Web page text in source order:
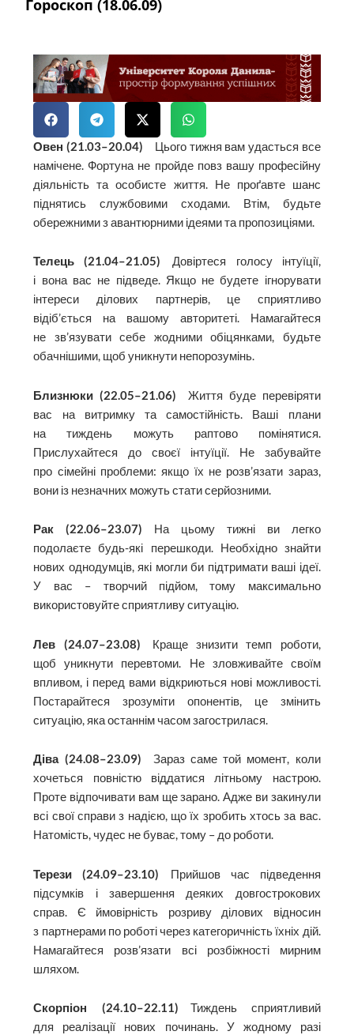
Гороскоп (18.06.09)
Овен (21.03–20.04) Цього тижня вам удасться все
намічене. Фортуна не пройде повз вашу професійну
діяльність та особисте життя. Не проґавте шанс
піднятись службовими сходами. Втім, будьте
обережними з авантюрними ідеями та пропозиціями.
Телець (21.04–21.05) Довіртеся голосу інтуїції,
і вона вас не підведе. Якщо не будете ігнорувати
інтереси ділових партнерів, це сприятливо
відіб’ється на вашому авторитеті. Намагайтеся
не зв’язувати себе жодними обіцянками, будьте
обачнішими, щоб уникнути непорозумінь.
Близнюки (22.05–21.06) Життя буде перевіряти
вас на витримку та самостійність. Ваші плани
на тиждень можуть раптово помінятися.
Прислухайтеся до своєї інтуїції. Не забувайте
про сімейні проблеми: якщо їх не розв’язати зараз,
вони із незначних можуть стати серйозними.
Рак (22.06–23.07) На цьому тижні ви легко
подолаєте будь-які перешкоди. Необхідно знайти
нових однодумців, які могли би підтримати ваші ідеї.
У вас – творчий підйом, тому максимально
використовуйте сприятливу ситуацію.
Лев (24.07–23.08) Краще знизити темп роботи,
щоб уникнути перевтоми. Не зловживайте своїм
впливом, і перед вами відкриються нові можливості.
Постарайтеся зрозуміти опонентів, це змінить
ситуацію, яка останнім часом загострилася.
Діва (24.08–23.09) Зараз саме той момент, коли
хочеться повністю віддатися літньому настрою.
Проте відпочивати вам ще зарано. Адже ви закинули
всі свої справи з надією, що їх зробить хтось за вас.
Натомість, чудес не буває, тому – до роботи.
Терези (24.09–23.10) Прийшов час підведення
підсумків і завершення деяких довгострокових
справ. Є ймовірність розриву ділових відносин
з партнерами по роботі через категоричність їхніх дій.
Намагайтеся розв’язати всі розбіжності мирним
шляхом.
Скорпіон (24.10–22.11) Тиждень сприятливий
для реалізації нових починань. У жодному разі